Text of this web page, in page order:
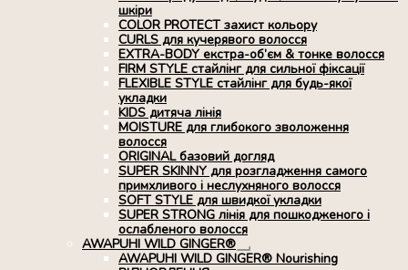
шкіри
COLOR PROTECT захист кольору
CURLS для кучерявого волосся
EXTRA-BODY екстра-об’єм & тонке волосся
FIRM STYLE стайлінг для сильної фіксації
FLEXIBLE STYLE стайлінг для будь-якої
укладки
KIDS дитяча лінія
MOISTURE для глибокого зволоження
волосся
ORIGINAL базовий догляд
SUPER SKINNY для розгладження самого
примхливого і неслухняного волосся
SOFT STYLE для швидкої укладки
SUPER STRONG лінія для пошкодженого і
ослабленого волосся
AWAPUHI WILD GINGER®
Розгорнуте
AWAPUHI WILD GINGER® Nourishing